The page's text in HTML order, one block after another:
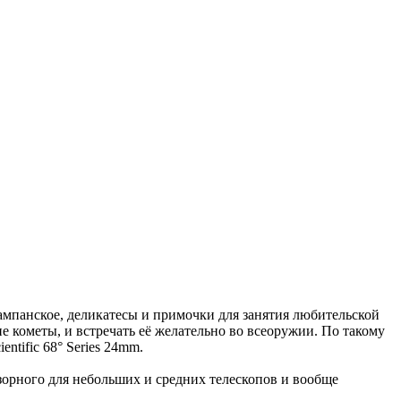
деликатесы и примочки для занятия любительской
и встречать её желательно во всеоружии. По такому
68° Series 24mm.
для небольших и средних телескопов и вообще